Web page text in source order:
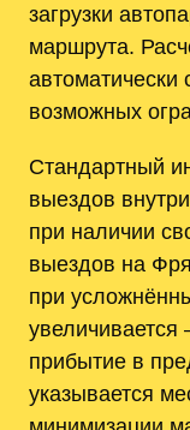
загрузки
маршрута.
автоматически
возможных
Стандартный
выездов
при наличии
выездов на
при
увеличивается
прибытие в
указывается